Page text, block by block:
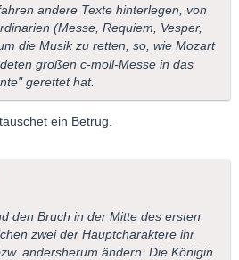
andere Texte hinterlegen, von
(Messe, Requiem, Vesper,
die Musik zu retten, so, wie Mozart
großen c-moll-Messe in das
gerettet hat.
ein Betrug.
den Bruch in der Mitte des ersten
zwei der Hauptcharaktere ihr
andersherum ändern: Die Königin